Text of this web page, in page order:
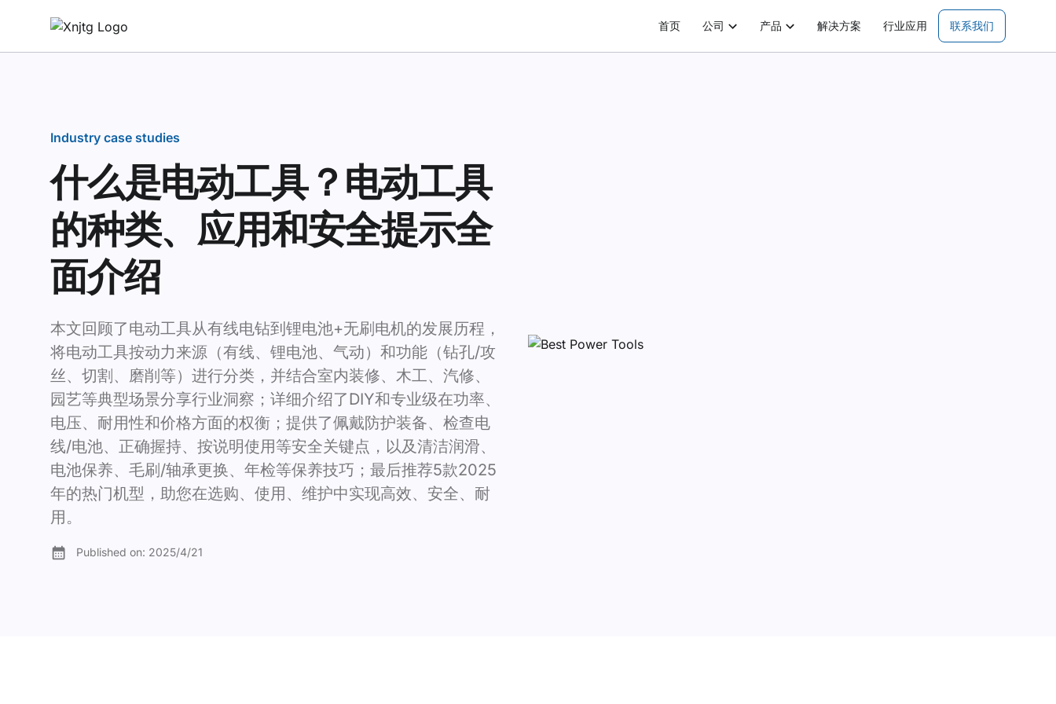
首页 公司 产品 解决方案 行业应用 联系我们
Industry case studies
什么是电动工具？电动工具
的种类、应用和安全提示全
面介绍
本文回顾了电动工具从有线电钻到锂电池+无刷电机的发展历程，
将电动工具按动力来源（有线、锂电池、气动）和功能（钻孔/攻
丝、切割、磨削等）进行分类，并结合室内装修、木工、汽修、
园艺等典型场景分享行业洞察；详细介绍了DIY和专业级在功率、
电压、耐用性和价格方面的权衡；提供了佩戴防护装备、检查电
线/电池、正确握持、按说明使用等安全关键点，以及清洁润滑、
电池保养、毛刷/轴承更换、年检等保养技巧；最后推荐5款2025
年的热门机型，助您在选购、使用、维护中实现高效、安全、耐
用。
Published on: 2025/4/21